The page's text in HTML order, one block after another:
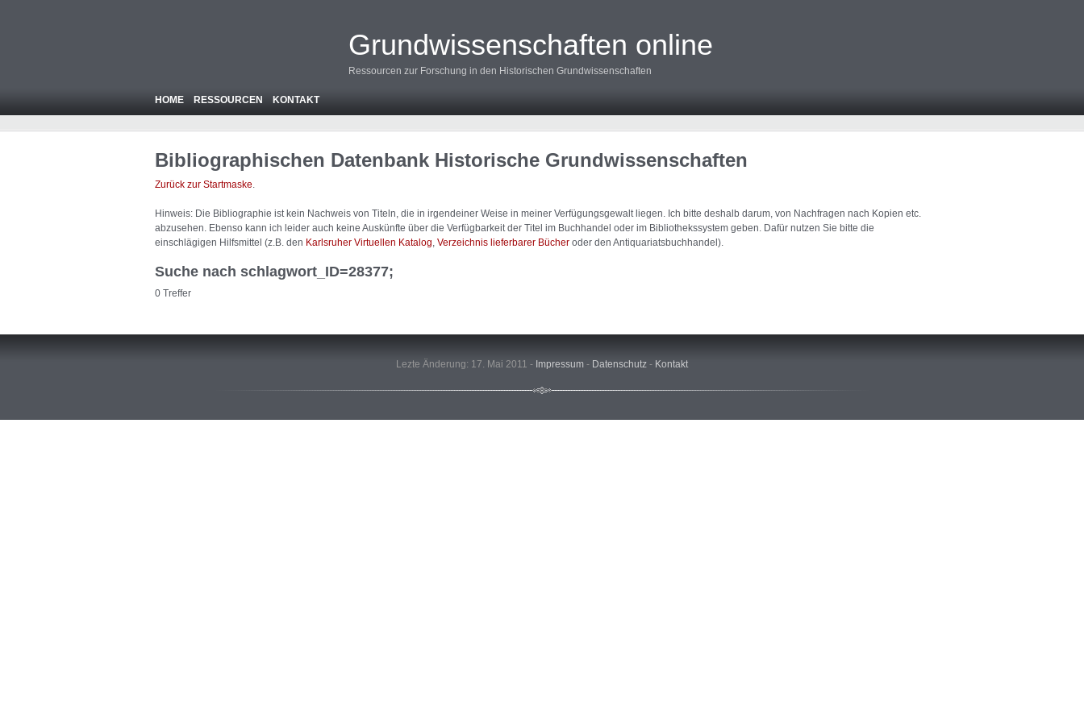
Grundwissenschaften online
Ressourcen zur Forschung in den Historischen Grundwissenschaften
HOME RESSOURCEN KONTAKT
Bibliographischen Datenbank Historische Grundwissenschaften
Zurück zur Startmaske.
Hinweis: Die Bibliographie ist kein Nachweis von Titeln, die in irgendeiner Weise in meiner Verfügungsgewalt liegen. Ich bitte deshalb darum, von Nachfragen nach Kopien etc.
abzusehen. Ebenso kann ich leider auch keine Auskünfte über die Verfügbarkeit der Titel im Buchhandel oder im Bibliothekssystem geben. Dafür nutzen Sie bitte die
einschlägigen Hilfsmittel (z.B. den Karlsruher Virtuellen Katalog Verzeichnis lieferbarer Bücher oder den Antiquariatsbuchhandel).
Suche nach schlagwort_ID=28377;
0 Treffer
Lezte Änderung: 17. Mai 2011 - Impressum - Datenschutz - Kontakt